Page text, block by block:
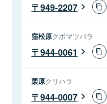
949-2207
窪松原クボマツバラ
944-0061
栗原クリハラ
944-0007